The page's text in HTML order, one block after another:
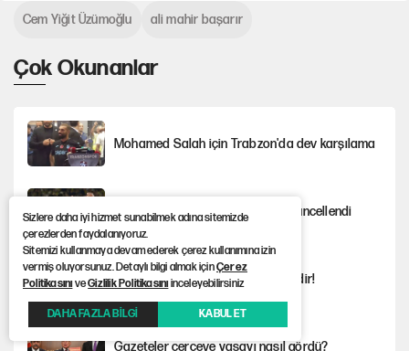
Çok Okunanlar
Mohamed Salah için Trabzon'da dev karşılama
Fenerbahçe kazandı, ülke puanı güncellendi
Şezlong, şemsiye meselesi siyasidir!
Gazeteler çerçeve yasayı nasıl gördü?
Cem Yiğit Üzümoğlu ali mahir başarır
Sizlere daha iyi hizmet sunabilmek adına sitemizde
çerezlerden faydalanıyoruz.
Sitemizi kullanmaya devam ederek çerez kullanımına izin
vermiş oluyorsunuz. Detaylı bilgi almak içinÇerez
PolitikasınıveGizlilik Politikasınıinceleyebilirsiniz
DAHA FAZLA BİLGİ KABUL ET